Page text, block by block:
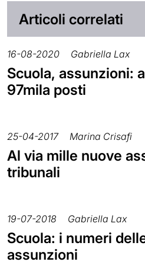
Articoli correlati
16-08-2020 Gabriella Lax
Scuola, assunzioni:
97mila posti
25-04-2017 Marina Crisafi
Al via mille nuove
tribunali
19-07-2018 Gabriella Lax
Scuola: i numeri
assunzioni